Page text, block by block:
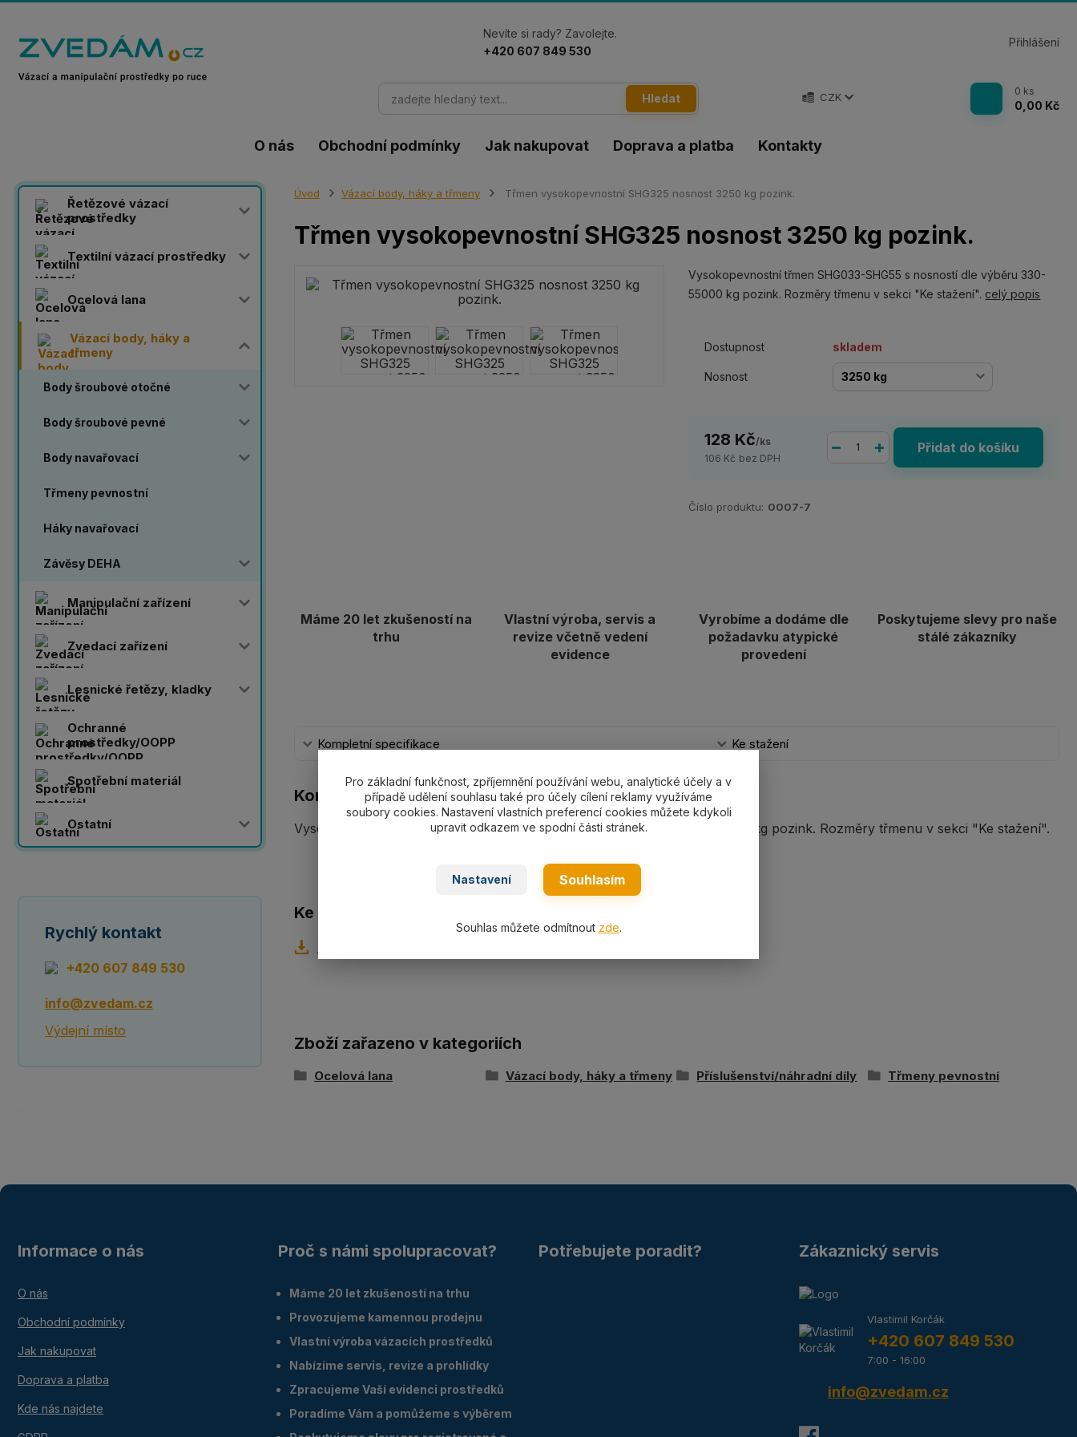
O nás Obchodní podmínky Jak nakupovat Doprava a platba Kontakty
CZK
Přihlášení
Hledat
Nevíte si rady? Zavolejte.
+420 607 849 530
0 ks
0,00 Kč
Řetězové vázací
prostředky
Textilní vázací prostředky
Ocelová lana
Vázací body, háky a
třmeny
Body šroubové otočné
Body šroubové pevné
Body navařovací
Třmeny pevnostní
Háky navařovací
Závěsy DEHA
Manipulační zařízení
Zvedací zařízení
Lesnické řetězy, kladky
Ochranné
prostředky/OOPP
Spotřební materiál
Ostatní
Rychlý kontakt
+420 607 849 530
info@zvedam.cz
Výdejní místo
Úvod Vázací body, háky a třmeny Třmen vysokopevnostní SHG325 nosnost 3250 kg pozink.
Třmen vysokopevnostní SHG325 nosnost 3250 kg pozink.
Vysokopevnostní třmen SHG033-SHG55 s nosností dle výběru 330-
55000 kg pozink. Rozměry třmenu v sekci "Ke stažení". celý popis
Dostupnost skladem
Nosnost
128 Kč/ks
106 Kč bez DPH
Přidat do košíku
Číslo produktu: 0007-7
Máme 20 let zkušeností na
trhu
Vlastní výroba, servis a
revize včetně vedení
evidence
Vyrobíme a dodáme dle
požadavku atypické
provedení
Poskytujeme slevy pro naše
stálé zákazníky
Kompletní specifikace Ke stažení
Kompletní specifikace
Vysokopevnostní třmen SHG033-SHG55 s nosností dle výběru 330-55000 kg pozink. Rozměry třmenu v sekci "Ke stažení".
Ke stažení
Zboží zařazeno v kategoriích
Ocelová lana Vázací body, háky a třmeny Příslušenství/náhradní díly Třmeny pevnostní
Informace o nás
O nás
Obchodní podmínky
Jak nakupovat
Doprava a platba
Kde nás najdete
Proč s námi spolupracovat?
Máme 20 let zkušeností na trhu
Provozujeme kamennou prodejnu
Vlastní výroba vázacích prostředků
Nabízíme servis, revize a prohlídky
Zpracujeme Vaší evidenci prostředků
Poradíme Vám a pomůžeme s výběrem
Potřebujete poradit? Zákaznický servis
Vlastimil Korčák
+420 607 849 530
7:00 - 16:00
info@zvedam.cz
Pro základní funkčnost, zpříjemnění používání webu, analytické účely a v
případě udělení souhlasu také pro účely cílení reklamy využíváme
soubory cookies. Nastavení vlastních preferencí cookies můžete kdykoli
upravit odkazem ve spodní části stránek.
Nastavení Souhlasím
Souhlas můžete odmítnout zde.